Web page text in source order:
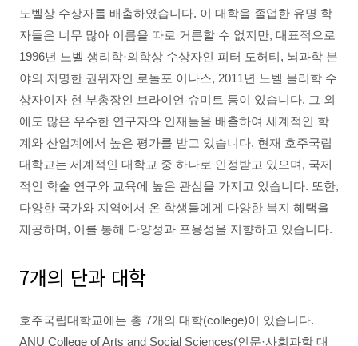
노벨상 수상자를 배출하였습니다. 이 대학을 졸업한 유명 학
자들은 너무 많아 이름을 따로 거론할 수 없지만, 대표적으로
1996년 노벨 생리학·의학상 수상자인 피터 도허티, 뇌과학 분
야의 저명한 권위자인 로돌포 이나스, 2011년 노벨 물리학 수
상자이자 현 부총장인 브라이언 슈미트 등이 있습니다. 그 외
에도 많은 우수한 연구자와 인재들을 배출하여 세계적인 학
계와 산업계에서 높은 평가를 받고 있습니다. 현재 호주국립
대학교는 세계적인 대학교 중 하나로 인정받고 있으며, 국제
적인 학술 연구와 교육에 높은 관심을 가지고 있습니다. 또한,
다양한 국가와 지역에서 온 학생들에게 다양한 복지 혜택을
제공하며, 이를 통해 다양성과 포용성을 지향하고 있습니다.
7개의 단과 대학
호주국립대학교에는 총 7개의 대학(college)이 있습니다.
ANU College of Arts and Social Sciences(인문·사회과학 대